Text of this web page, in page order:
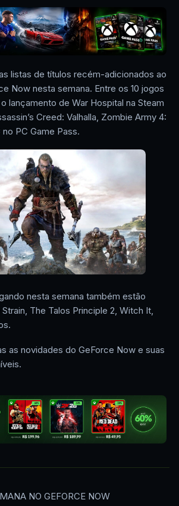
listas de títulos recém-adicionados ao
Now nesta semana. Entre os 10 jogos
lançamento de War Hospital na Steam
Creed: Valhalla, Zombie Army 4:
PC Game Pass.
nesta semana também estão
The Talos Principle 2, Witch It,
as novidades do GeForce Now e suas
NO GEFORCE NOW